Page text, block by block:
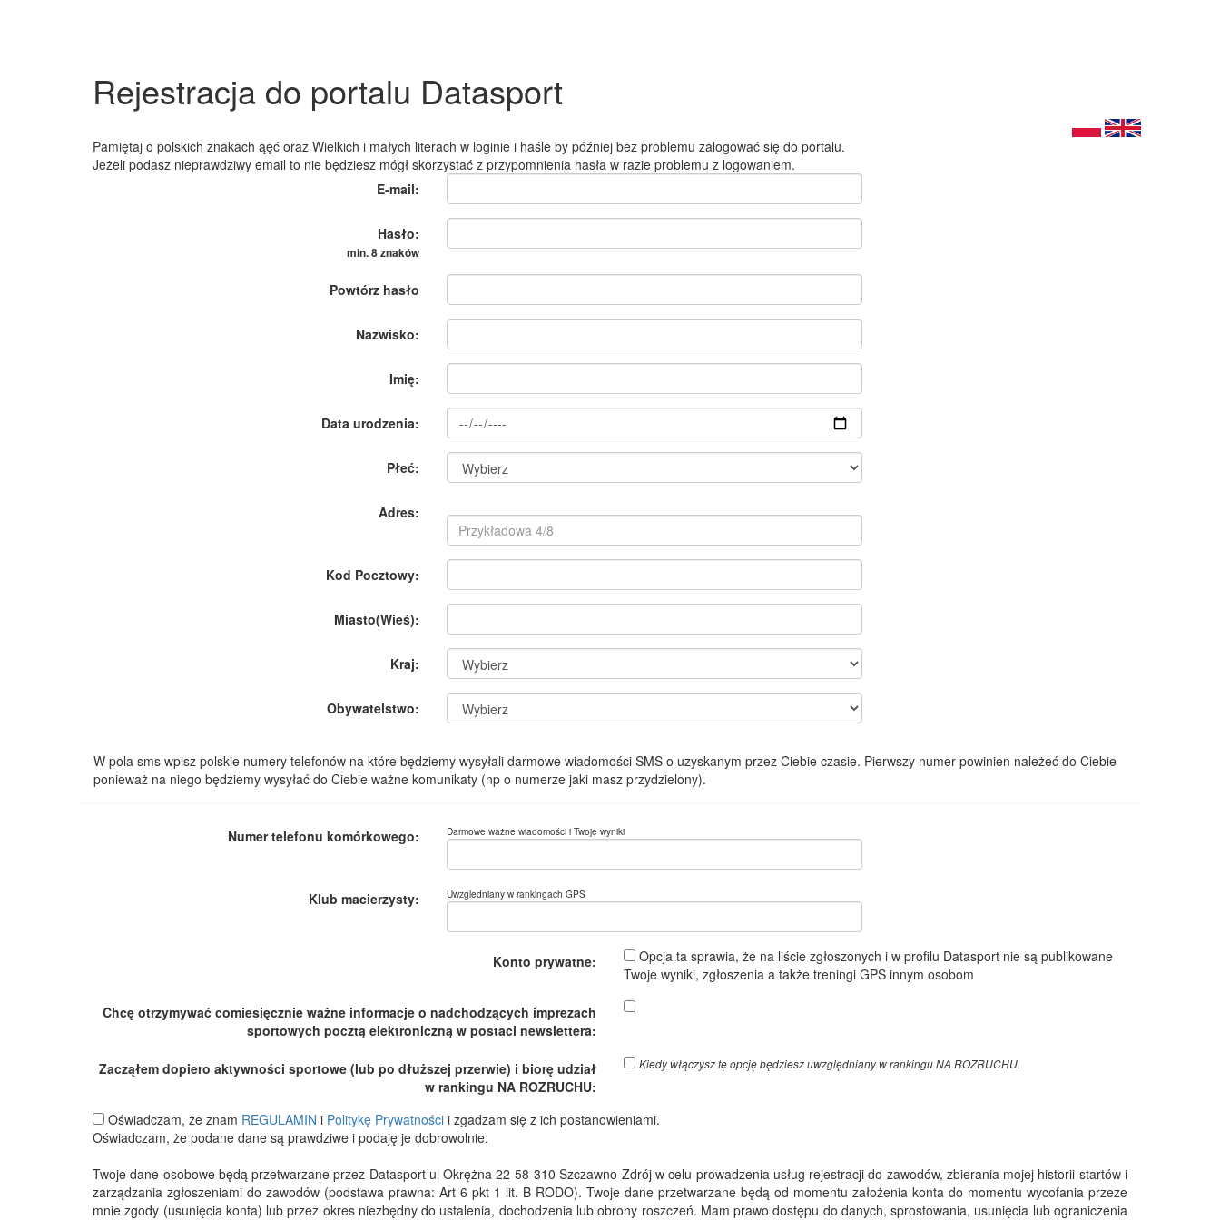
Rejestracja do portalu Datasport
Pamiętaj o polskich znakach ąęć oraz Wielkich i małych literach w loginie i haśle by później bez problemu zalogować się do portalu.
Jeżeli podasz nieprawdziwy email to nie będziesz mógł skorzystać z przypomnienia hasła w razie problemu z logowaniem.
E-mail:
Hasło:
min. 8 znaków
Powtórz hasło
Nazwisko:
Imię:
Data urodzenia:
Płeć:
Adres:
Kod Pocztowy:
Miasto(Wieś):
Kraj:
Obywatelstwo:
W pola sms wpisz polskie numery telefonów na które będziemy wysyłali darmowe wiadomości SMS o uzyskanym przez Ciebie czasie. Pierwszy numer powinien należeć do Ciebie
ponieważ na niego będziemy wysyłać do Ciebie ważne komunikaty (np o numerze jaki masz przydzielony).
Numer telefonu komórkowego: Darmowe ważne wiadomości i Twoje wyniki
Klub macierzysty: Uwzgledniany w rankingach GPS
Konto prywatne:
Opcja ta sprawia, że na liście zgłoszonych i w profilu Datasport nie są publikowane
Twoje wyniki, zgłoszenia a także treningi GPS innym osobom
Chcę otrzymywać comiesięcznie ważne informacje o nadchodzących imprezach
sportowych pocztą elektroniczną w postaci newslettera:
Zacząłem dopiero aktywności sportowe (lub po dłuższej przerwie) i biorę udział
w rankingu NA ROZRUCHU:
Kiedy włączysz tę opcję będziesz uwzględniany w rankingu NA ROZRUCHU.
Oświadczam, że znam REGULAMIN i Politykę Prywatności i zgadzam się z ich postanowieniami.
Oświadczam, że podane dane są prawdziwe i podaję je dobrowolnie.
Twoje dane osobowe będą przetwarzane przez Datasport ul Okrężna 22 58-310 Szczawno-Zdrój w celu prowadzenia usług rejestracji do zawodów, zbierania mojej historii startów i
zarządzania zgłoszeniami do zawodów (podstawa prawna: Art 6 pkt 1 lit. B RODO). Twoje dane przetwarzane będą od momentu założenia konta do momentu wycofania przeze
mnie zgody (usunięcia konta) lub przez okres niezbędny do ustalenia, dochodzenia lub obrony roszczeń. Mam prawo dostępu do danych, sprostowania, usunięcia lub ograniczenia